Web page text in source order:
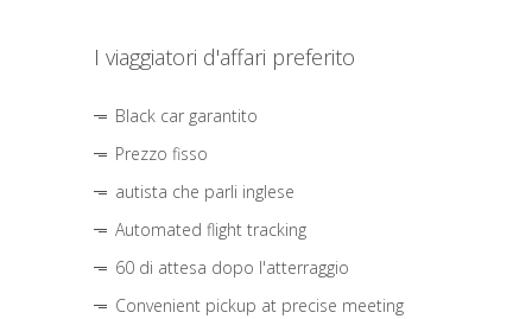
I viaggiatori d'affari preferito
Black car garantito
Prezzo fisso
autista che parli inglese
Automated flight tracking
60 di attesa dopo l'atterraggio
Convenient pickup at precise meeting